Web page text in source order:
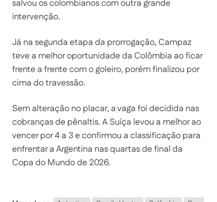
salvou os colombianos com outra grande
intervenção.
Já na segunda etapa da prorrogação, Campaz
teve a melhor oportunidade da Colômbia ao ficar
frente a frente com o goleiro, porém finalizou por
cima do travessão.
Sem alteração no placar, a vaga foi decidida nas
cobranças de pênaltis. A Suíça levou a melhor ao
vencer por 4 a 3 e confirmou a classificação para
enfrentar a Argentina nas quartas de final da
Copa do Mundo de 2026.